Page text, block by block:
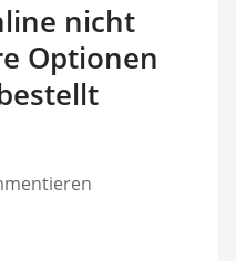
nicht
Optionen